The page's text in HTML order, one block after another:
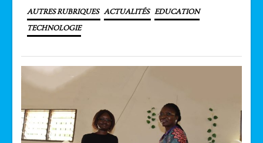
AUTRES RUBRIQUES ACTUALITÉS EDUCATION
TECHNOLOGIE